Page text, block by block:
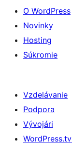
O WordPress
Novinky
Hosting
Súkromie
Vzdelávanie
Podpora
Vývojári
WordPress.tv